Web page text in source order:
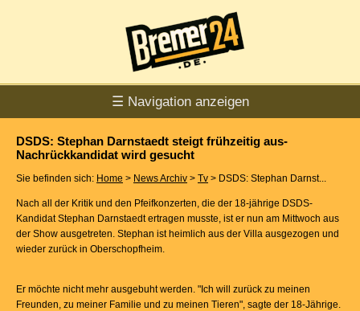
☰ Navigation anzeigen
DSDS: Stephan Darnstaedt steigt frühzeitig aus-
Nachrückkandidat wird gesucht
Sie befinden sich: Home > News Archiv > Tv > DSDS: Stephan Darnst...
Nach all der Kritik und den Pfeifkonzerten, die der 18-jährige DSDS-
Kandidat Stephan Darnstaedt ertragen musste, ist er nun am Mittwoch aus
der Show ausgetreten. Stephan ist heimlich aus der Villa ausgezogen und
wieder zurück in Oberschopfheim.
Er möchte nicht mehr ausgebuht werden. "Ich will zurück zu meinen
Freunden, zu meiner Familie und zu meinen Tieren", sagte der 18-Jährige.